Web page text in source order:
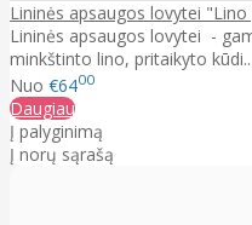
Lininės apsaugos lovytei "Lino
Lininės apsaugos lovytei -
minkštinto lino, pritaikyto kūdi..
Nuo €6400
Daugiau
Į palyginimą
Į norų sąrašą